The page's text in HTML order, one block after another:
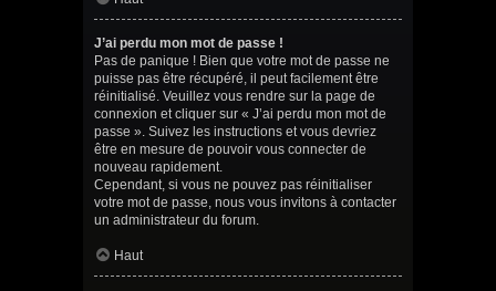
J’ai perdu mon mot de passe !
Pas de panique ! Bien que votre mot de passe ne
puisse pas être récupéré, il peut facilement être
réinitialisé. Veuillez vous rendre sur la page de
connexion et cliquer sur « J’ai perdu mon mot de
passe ». Suivez les instructions et vous devriez
être en mesure de pouvoir vous connecter de
nouveau rapidement.
Cependant, si vous ne pouvez pas réinitialiser
votre mot de passe, nous vous invitons à contacter
un administrateur du forum.
Haut